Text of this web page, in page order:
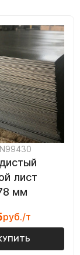
лист
мм
руб./т